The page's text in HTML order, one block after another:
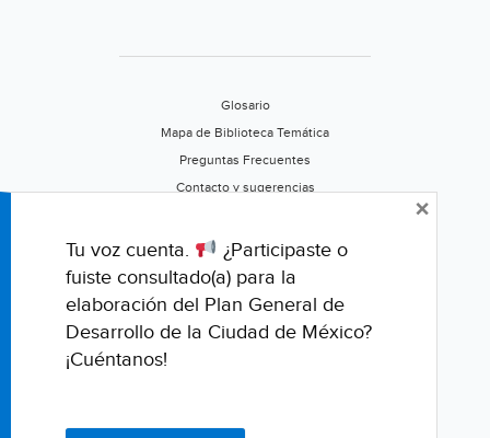
Glosario
Mapa de Biblioteca Temática
Preguntas Frecuentes
Contacto y sugerencias
Califica este portal
Tu voz cuenta.
¿Participaste o
fuiste consultado(a) para la
elaboración del Plan General de
Desarrollo de la Ciudad de México?
¡Cuéntanos!
×